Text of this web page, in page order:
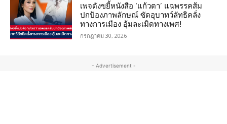
เพจดังขยี้หนังสือ ‘แก้วตา’ แฉพรรคส้ม
ปกป้องภาพลักษณ์ ซัดอุบาทว์ลัทธิคลั่ง
ทางการเมือง อุ้มละเมิดทางเพศ!
กรกฎาคม 30, 2026
- Advertisement -